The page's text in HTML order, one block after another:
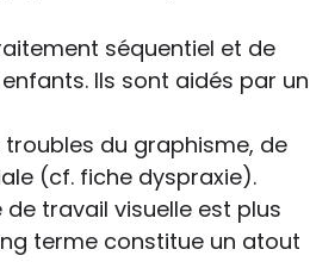
séquentiel et de
Ils sont aidés par un
du graphisme, de
(cf. fiche dyspraxie).
travail visuelle est plus
terme constitue un atout